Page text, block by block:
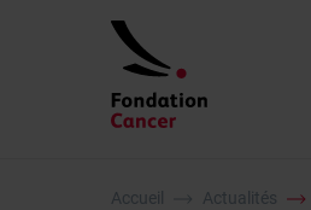
Accueil Actualités